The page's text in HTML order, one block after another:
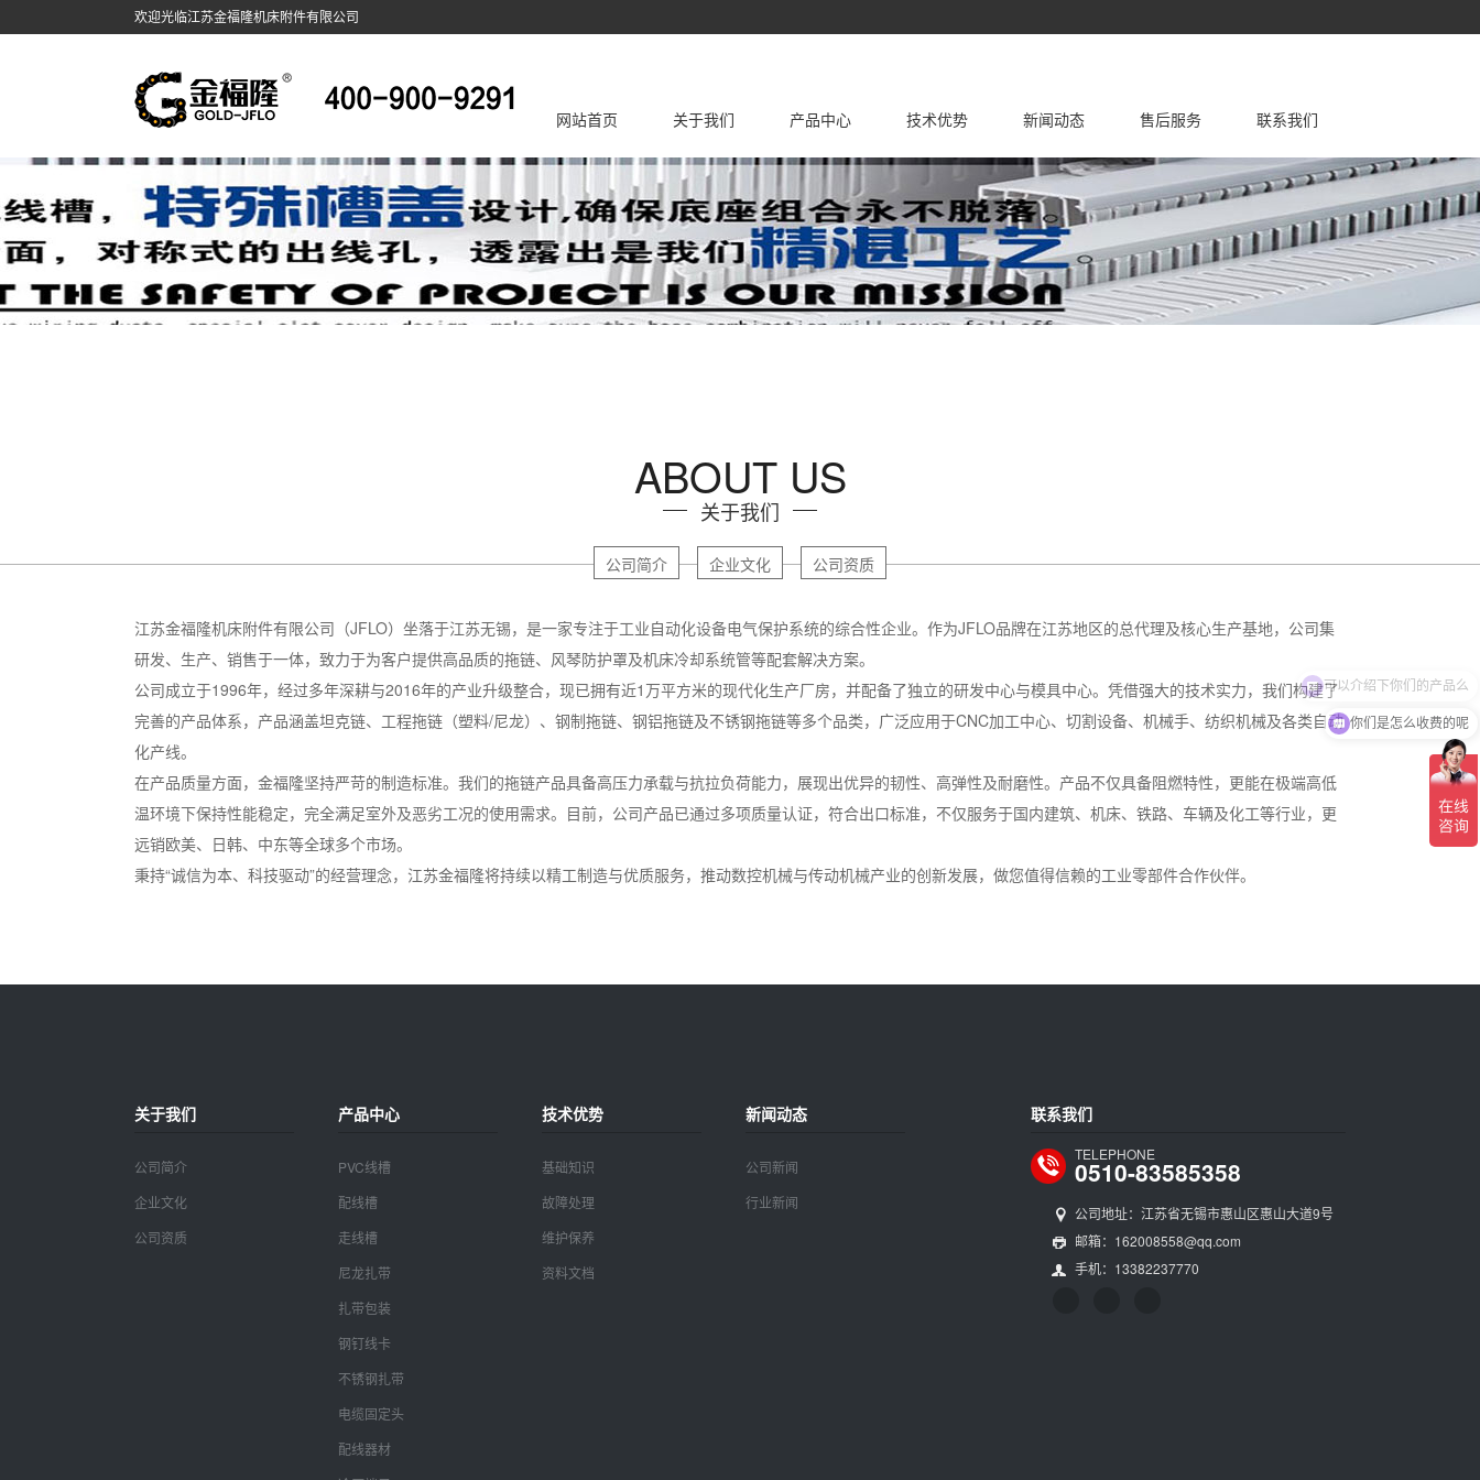
欢迎光临江苏金福隆机床附件有限公司
网站首页 关于我们
公司简介 企业文化
产品中心
PVC线槽 配线槽 走线槽 尼龙扎带 扎带包装 钢钉线卡 不锈钢扎带
电缆固定头 配线器材 冷压端子
技术优势
基础知识 故障处理 资料文档
新闻动态
公司新闻 行业新闻
售后服务 联系我们
ABOUT US
关于我们
公司简介 企业文化 公司资质
江苏金福隆机床附件有限公司（JFLO）坐落于江苏无锡，是一家专注于工业自动化设备电气保护系统的综合性企业。作为JFLO品牌在江苏地区的总代理及核心生产基地，公司集
研发、生产、销售于一体，致力于为客户提供高品质的拖链、风琴防护罩及机床冷却系统管等配套解决方案。
公司成立于1996年，经过多年深耕与2016年的产业升级整合，现已拥有近1万平方米的现代化生产厂房，并配备了独立的研发中心与模具中心。凭借强大的技术实力，我们构建了
完善的产品体系，产品涵盖坦克链、工程拖链（塑料/尼龙）、钢制拖链、钢铝拖链及不锈钢拖链等多个品类，广泛应用于CNC加工中心、切割设备、机械手、纺织机械及各类自动
化产线。
在产品质量方面，金福隆坚持严苛的制造标准。我们的拖链产品具备高压力承载与抗拉负荷能力，展现出优异的韧性、高弹性及耐磨性。产品不仅具备阻燃特性，更能在极端高低
温环境下保持性能稳定，完全满足室外及恶劣工况的使用需求。目前，公司产品已通过多项质量认证，符合出口标准，不仅服务于国内建筑、机床、铁路、车辆及化工等行业，更
远销欧美、日韩、中东等全球多个市场。
秉持“诚信为本、科技驱动”的经营理念，江苏金福隆将持续以精工制造与优质服务，推动数控机械与传动机械产业的创新发展，做您值得信赖的工业零部件合作伙伴。
关于我们
公司简介
企业文化
公司资质
产品中心
PVC线槽
配线槽
走线槽
尼龙扎带
扎带包装
钢钉线卡
不锈钢扎带
电缆固定头
配线器材
技术优势
基础知识
故障处理
维护保养
资料文档
新闻动态
公司新闻
行业新闻
联系我们
TELEPHONE
0510-83585358
公司地址：江苏省无锡市惠山区惠山大道9号
邮箱：162008558@qq.com
手机：13382237770
你们是怎么收费的呢